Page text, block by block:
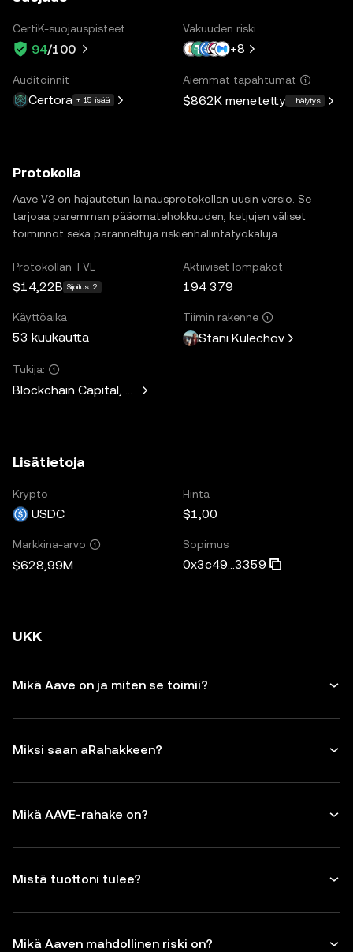
CertiK-suojauspisteet
94/100
Vakuuden riski
+8
Auditoinnit
Certora + 15 lisää
Aiemmat tapahtumat
$862K menetetty 1 hälytys
Protokolla
Aave V3 on hajautetun lainausprotokollan uusin versio. Se
tarjoaa paremman pääomatehokkuuden, ketjujen väliset
toiminnot sekä paranneltuja riskienhallintatyökaluja.
Protokollan TVL
$14,22B Sijoitus: 2
Aktiiviset lompakot
194 379
Käyttöaika
53 kuukautta
Tiimin rakenne
Stani Kulechov
Tukija:
Blockchain Capital, Standard Crypto, Blockchain.com
Lisätietoja
Krypto
USDC
Hinta
$1,00
Markkina-arvo
$628,99M
Sopimus
0x3c49...3359
UKK
Mikä Aave on ja miten se toimii?
Miksi saan aRahakkeen?
Mikä AAVE-rahake on?
Mistä tuottoni tulee?
Mikä Aaven mahdollinen riski on?